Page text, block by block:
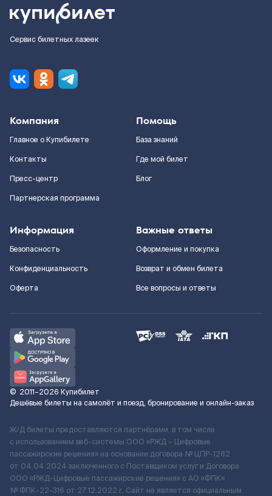
Сервис билетных лазеек
Компания
Главное о Купибилете
Контакты
Пресс-центр
Партнерская программа
Помощь
База знаний
Где мой билет
Блог
Информация
Безопасность
Конфиденциальность
Оферта
Важные ответы
Оформление и покупка
Возврат и обмен билета
Все вопросы и ответы
© 2011–2026 Купибилет
Дешёвые билеты на самолёт и поезд, бронирование и онлайн-заказ
Ж/Д билеты предоставляются партнёрами, в том числе
с использованием веб-системы ООО «РЖД – Цифровые
пассажирские решения» на основании договора № ЦПР-1282
от 04.04.2024 заключенного с Поставщиком услуг и Договора
ООО «РЖД-Цифровые пассажирские решения» c АО «ФПК»
№ ФПК-22-316 от 27.12.2022 г. Сайт не является официальным